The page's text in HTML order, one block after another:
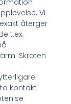
Vi
återger
t.ex.
Skroten
kontakt